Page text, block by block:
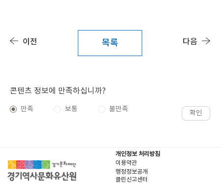
이전 목록 다음
콘텐츠 정보에 만족하십니까?
만족 보통 불만족 확인
개인정보 처리방침
이용약관
행정정보공개
클린신고센터